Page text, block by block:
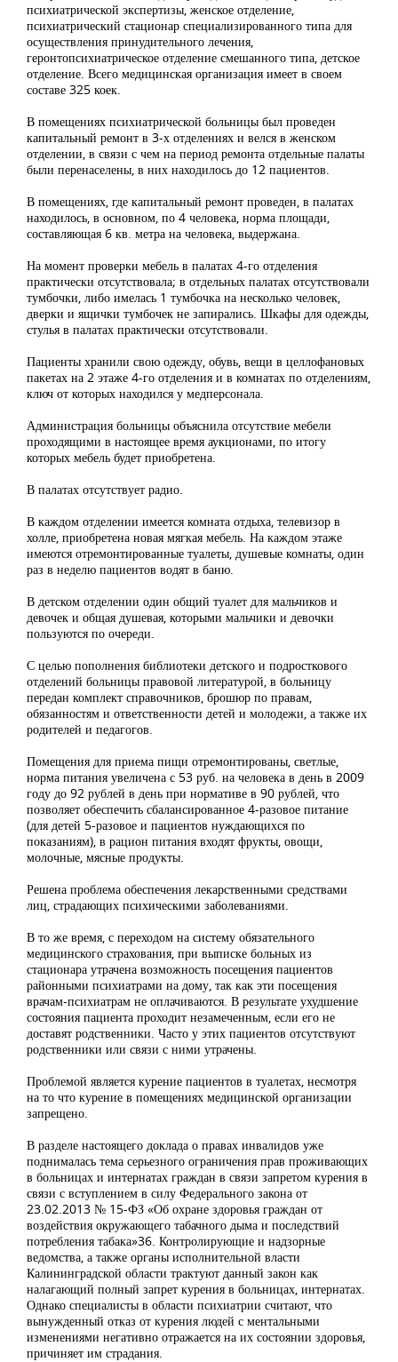
психиатрической экспертизы, женское отделение,
психиатрический стационар специализированного типа для
осуществления принудительного лечения,
геронтопсихиатрическое отделение смешанного типа, детское
отделение. Всего медицинская организация имеет в своем
составе 325 коек.
В помещениях психиатрической больницы был проведен
капитальный ремонт в 3-х отделениях и велся в женском
отделении, в связи с чем на период ремонта отдельные палаты
были перенаселены, в них находилось до 12 пациентов.
В помещениях, где капитальный ремонт проведен, в палатах
находилось, в основном, по 4 человека, норма площади,
составляющая 6 кв. метра на человека, выдержана.
На момент проверки мебель в палатах 4-го отделения
практически отсутствовала; в отдельных палатах отсутствовали
тумбочки, либо имелась 1 тумбочка на несколько человек,
дверки и ящички тумбочек не запирались. Шкафы для одежды,
стулья в палатах практически отсутствовали.
Пациенты хранили свою одежду, обувь, вещи в целлофановых
пакетах на 2 этаже 4-го отделения и в комнатах по отделениям,
ключ от которых находился у медперсонала.
Администрация больницы объяснила отсутствие мебели
проходящими в настоящее время аукционами, по итогу
которых мебель будет приобретена.
В палатах отсутствует радио.
В каждом отделении имеется комната отдыха, телевизор в
холле, приобретена новая мягкая мебель. На каждом этаже
имеются отремонтированные туалеты, душевые комнаты, один
раз в неделю пациентов водят в баню.
В детском отделении один общий туалет для мальчиков и
девочек и общая душевая, которыми мальчики и девочки
пользуются по очереди.
С целью пополнения библиотеки детского и подросткового
отделений больницы правовой литературой, в больницу
передан комплект справочников, брошюр по правам,
обязанностям и ответственности детей и молодежи, а также их
родителей и педагогов.
Помещения для приема пищи отремонтированы, светлые,
норма питания увеличена с 53 руб. на человека в день в 2009
году до 92 рублей в день при нормативе в 90 рублей, что
позволяет обеспечить сбалансированное 4-разовое питание
(для детей 5-разовое и пациентов нуждающихся по
показаниям), в рацион питания входят фрукты, овощи,
молочные, мясные продукты.
Решена проблема обеспечения лекарственными средствами
лиц, страдающих психическими заболеваниями.
В то же время, с переходом на систему обязательного
медицинского страхования, при выписке больных из
стационара утрачена возможность посещения пациентов
районными психиатрами на дому, так как эти посещения
врачам-психиатрам не оплачиваются. В результате ухудшение
состояния пациента проходит незамеченным, если его не
доставят родственники. Часто у этих пациентов отсутствуют
родственники или связи с ними утрачены.
Проблемой является курение пациентов в туалетах, несмотря
на то что курение в помещениях медицинской организации
запрещено.
В разделе настоящего доклада о правах инвалидов уже
поднималась тема серьезного ограничения прав проживающих
в больницах и интернатах граждан в связи запретом курения в
связи с вступлением в силу Федерального закона от
23.02.2013 № 15-ФЗ «Об охране здоровья граждан от
воздействия окружающего табачного дыма и последствий
потребления табака»36. Контролирующие и надзорные
ведомства, а также органы исполнительной власти
Калининградской области трактуют данный закон как
налагающий полный запрет курения в больницах, интернатах.
Однако специалисты в области психиатрии считают, что
вынужденный отказ от курения людей с ментальными
изменениями негативно отражается на их состоянии здоровья,
причиняет им страдания.